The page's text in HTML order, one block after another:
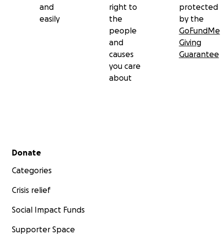
and
easily
right to
the
people
and
causes
you care
about
protected
by the
GoFundMe
Giving
Guarantee
Secondary menu
Donate
Categories
Crisis relief
Social Impact Funds
Supporter Space